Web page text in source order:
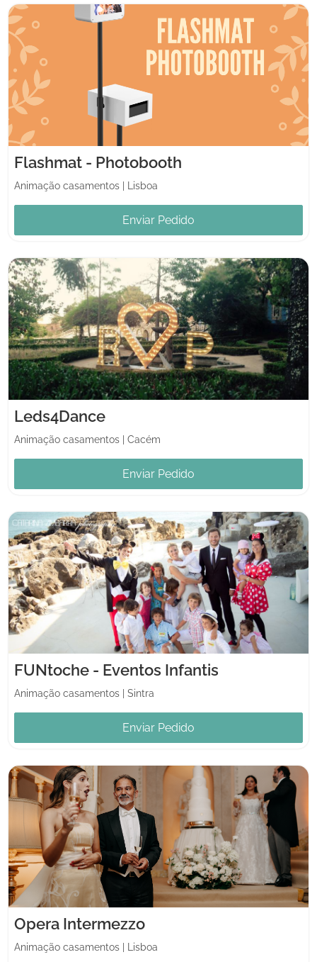
Flashmat - Photobooth
Animação casamentos Lisboa
Enviar Pedido
Leds4Dance
Animação casamentos Cacém
Enviar Pedido
FUNtoche - Eventos Infantis
Animação casamentos Sintra
Enviar Pedido
Opera Intermezzo
Animação casamentos Lisboa